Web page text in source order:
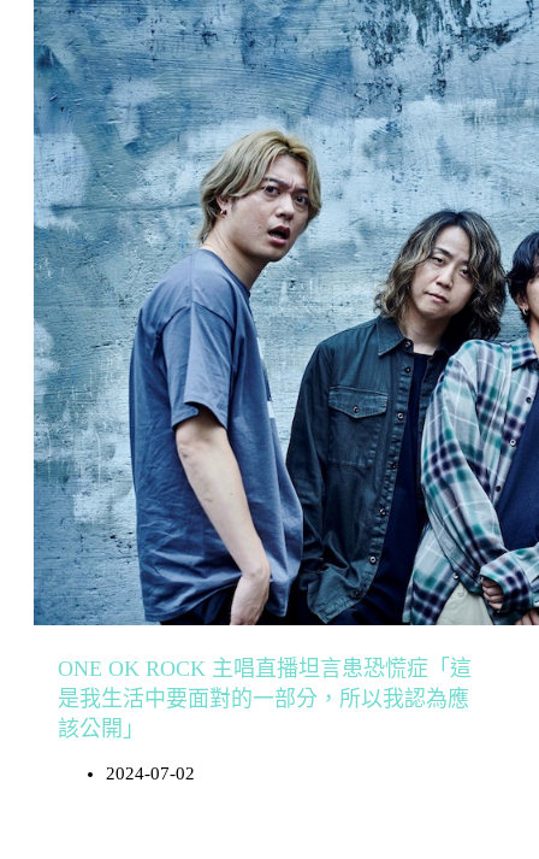
ONE OK ROCK 主唱直播坦言患恐慌症「這
是我生活中要面對的一部分，所以我認為應
該公開」
2024-07-02